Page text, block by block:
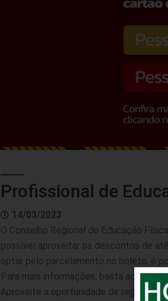
Profissional de
14/03/2023
O Conselho Regional de Educação
possível aproveitar os descontos de
optar pelo parcelamento no boleto, é
Para mais informações, basta acessar
Aproveite a oportunidade de regularizar